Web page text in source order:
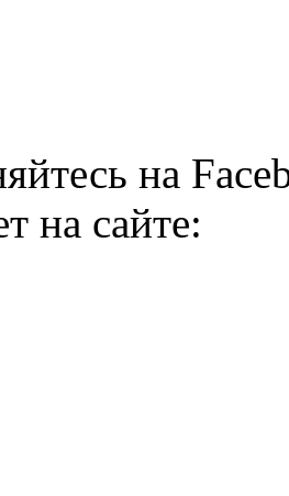
на
на сайте: